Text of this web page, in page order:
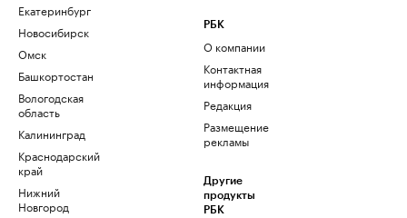
Екатеринбург
Новосибирск
Омск
Башкортостан
Вологодская
область
Калининград
Краснодарский
край
Нижний
Новгород
РБК
О компании
Контактная
информация
Редакция
Размещение
рекламы
Другие
продукты
РБК